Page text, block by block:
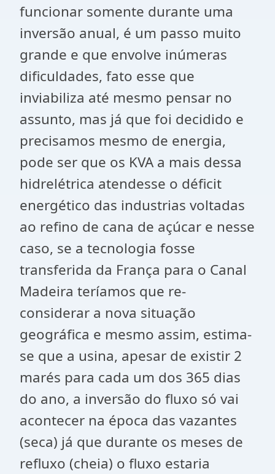
funcionar somente durante uma
inversão anual, é um passo muito
grande e que envolve inúmeras
dificuldades, fato esse que
inviabiliza até mesmo pensar no
assunto, mas já que foi decidido e
precisamos mesmo de energia,
pode ser que os KVA a mais dessa
hidrelétrica atendesse o déficit
energético das industrias voltadas
ao refino de cana de açúcar e nesse
caso, se a tecnologia fosse
transferida da França para o Canal
Madeira teríamos que re-
considerar a nova situação
geográfica e mesmo assim, estima-
se que a usina, apesar de existir 2
marés para cada um dos 365 dias
do ano, a inversão do fluxo só vai
acontecer na época das vazantes
(seca) já que durante os meses de
refluxo (cheia) o fluxo estaria